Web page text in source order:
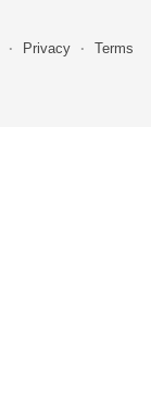
Privacy Terms